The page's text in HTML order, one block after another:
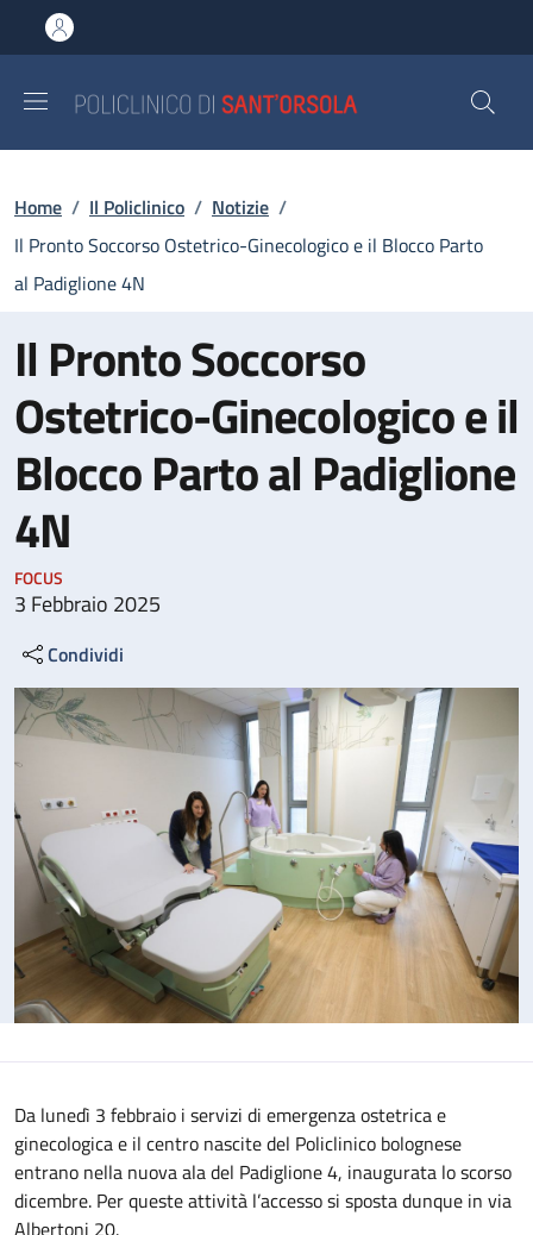
al contenuto principale
to footer content
Briciole di pane
Home / Il Policlinico / Notizie /
Il Pronto Soccorso Ostetrico-Ginecologico e il Blocco Parto
al Padiglione 4N
Il Pronto Soccorso
Ostetrico-Ginecologico e il
Blocco Parto al Padiglione
4N
FOCUS
3 Febbraio 2025
Condividi
Da lunedì 3 febbraio i servizi di emergenza ostetrica e
ginecologica e il centro nascite del Policlinico bolognese
entrano nella nuova ala del Padiglione 4, inaugurata lo scorso
dicembre. Per queste attività l’accesso si sposta dunque in via